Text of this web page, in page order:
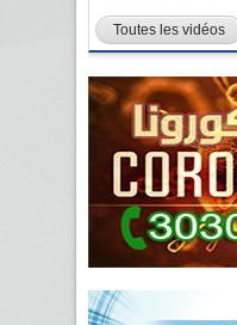
Toutes les vidéos